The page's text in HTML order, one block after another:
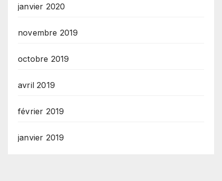
janvier 2020
novembre 2019
octobre 2019
avril 2019
février 2019
janvier 2019